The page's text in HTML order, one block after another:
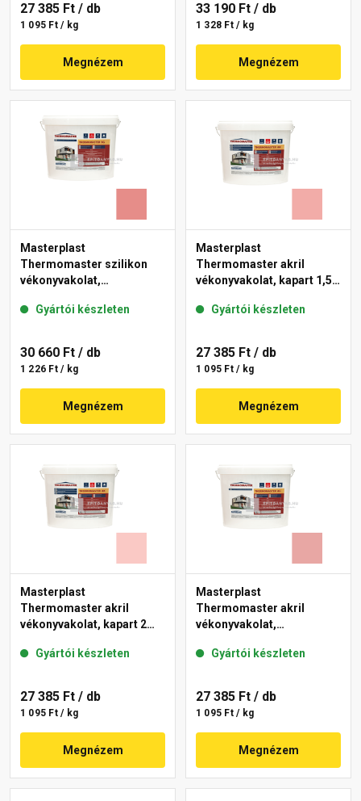
27 385 Ft / db
1 095 Ft / kg
Megnézem
33 190 Ft / db
1 328 Ft / kg
Megnézem
Masterplast
Thermomaster szilikon
vékonyvakolat,
22-D 25 kg
Gyártói készleten
30 660 Ft / db
1 226 Ft / kg
Megnézem
Masterplast
Thermomaster akril
vékonyvakolat, kapart 1,5
Gyártói készleten
27 385 Ft / db
1 095 Ft / kg
Megnézem
Masterplast
Thermomaster akril
vékonyvakolat, kapart 2
Gyártói készleten
27 385 Ft / db
1 095 Ft / kg
Megnézem
Masterplast
Thermomaster akril
vékonyvakolat,
21-E 25 kg
Gyártói készleten
27 385 Ft / db
1 095 Ft / kg
Megnézem